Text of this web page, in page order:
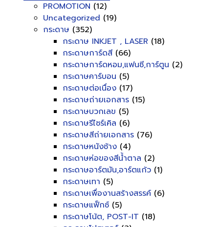
PROMOTION (12)
Uncategorized (19)
กระดาษ (352)
กระดาษ INKJET , LASER (18)
กระดาษการ์ดสี (66)
กระดาษการ์ดหอม,แฟนซี,การ์ตูน (2)
กระดาษคาร์บอน (5)
กระดาษต่อเนื่อง (17)
กระดาษถ่ายเอกสาร (15)
กระดาษบวกเลข (5)
กระดาษรีไซร์เคิล (6)
กระดาษสีถ่ายเอกสาร (76)
กระดาษหนังช้าง (4)
กระดาษห่อของสีน้ำตาล (2)
กระดาษอาร์ตมัน,อาร์ตแก้ว (1)
กระดาษเทา (5)
กระดาษเพื่องานสร้างสรรค์ (6)
กระดาษแฟ็กซ์ (5)
กระดาษโน้ต, POST-IT (18)